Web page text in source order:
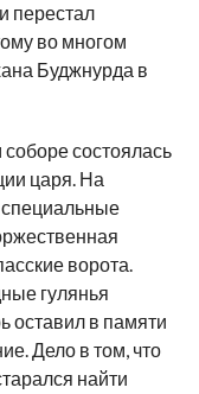
перестал
во многом
Буджнурда в
состоялась
царя. На
ворота.
гулянья
оставил в памяти
Дело в том, что
найти